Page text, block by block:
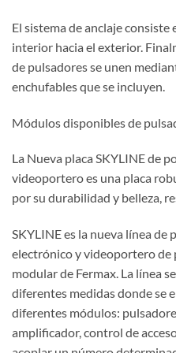
El sistema de anclaje consiste
interior hacia el exterior.
de pulsadores se unen
enchufables que se incluyen.
Módulos disponibles de
La Nueva placa SKYLINE de
videoportero es una placa
por su durabilidad y belleza,
SKYLINE es la nueva línea de
electrónico y videoportero
modular de Fermax. La línea
diferentes medidas donde se
diferentes módulos:
amplificador, control de